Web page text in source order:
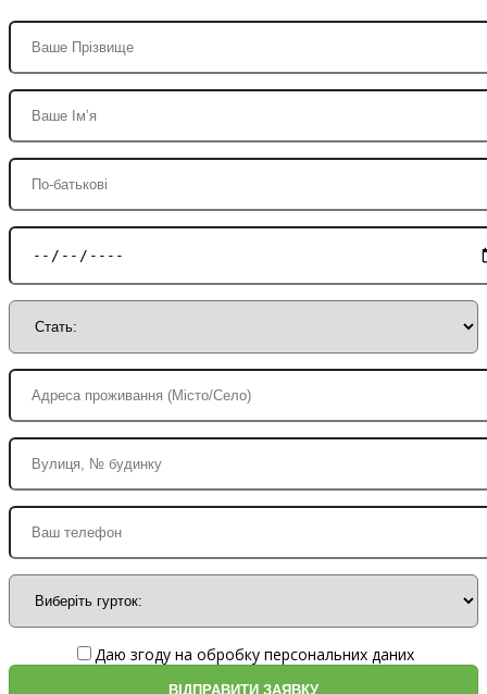
Даю згоду на обробку персональних даних